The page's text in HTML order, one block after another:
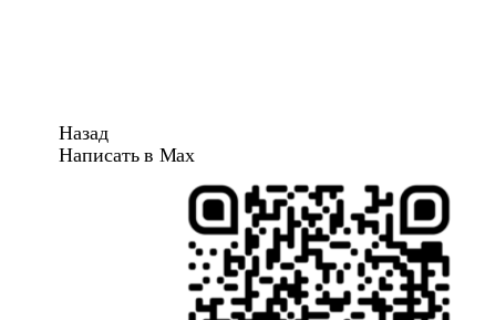
Назад
Написать в Max